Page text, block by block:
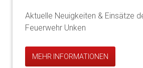
Aktuelle Neuigkeiten & Einsätze
Feuerwehr Unken
MEHR INFORMATIONEN